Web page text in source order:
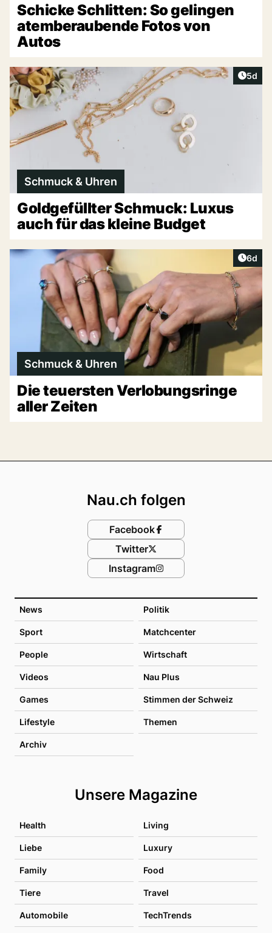
Schicke Schlitten: So gelingen
atemberaubende Fotos von
Autos
5d
Schmuck & Uhren
Goldgefüllter Schmuck: Luxus
auch für das kleine Budget
6d
Schmuck & Uhren
Die teuersten Verlobungsringe
aller Zeiten
News Politik
Sport Matchcenter
People Wirtschaft
Videos Nau Plus
Games Stimmen der Schweiz
Lifestyle Themen
Archiv
Unsere Magazine
Health Living
Liebe Luxury
Family Food
Tiere Travel
Automobile TechTrends
Nau.ch folgen
Facebook
Twitter
Instagram